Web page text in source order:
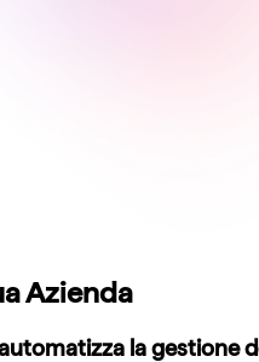
Azienda
la gestione